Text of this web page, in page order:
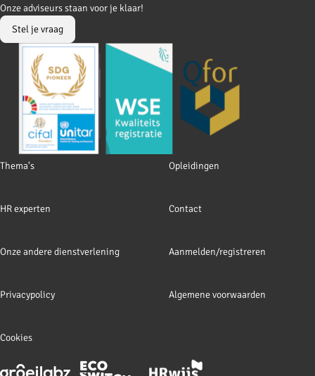
to
Facebook
to
LinkedIn
Footer
Thema's Opleidingen
HR experten Contact
Onze andere dienstverlening Aanmelden/registreren
Privacypolicy Algemene voorwaarden
Cookies
Onze adviseurs staan voor je klaar!
Stel je vraag